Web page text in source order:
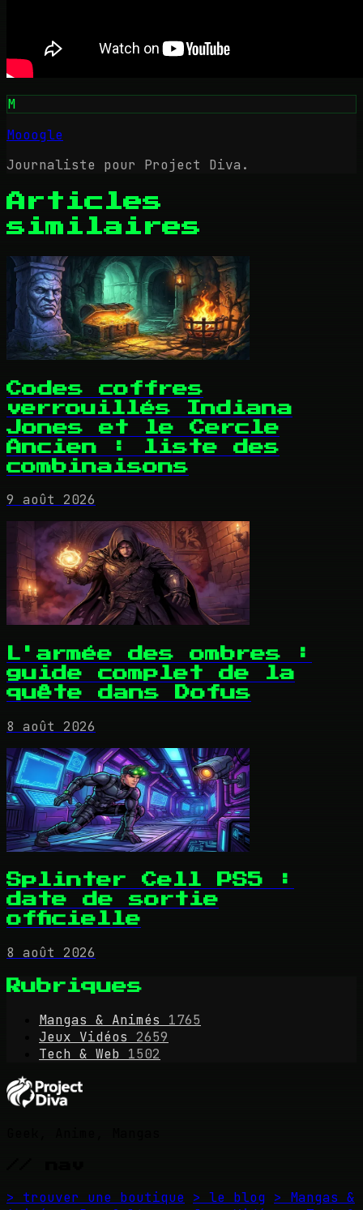
M
Mooogle
Journaliste pour Project Diva.
Articles
similaires
Codes coffres
verrouillés Indiana
Jones et le Cercle
Ancien : liste des
combinaisons
9 août 2026
L'armée des ombres :
guide complet de la
quête dans Dofus
8 août 2026
Splinter Cell PS5 :
date de sortie
officielle
8 août 2026
Rubriques
Mangas & Animés
1765
Jeux Vidéos
2659
Tech & Web 1502
> trouver une boutique > le blog > Mangas &